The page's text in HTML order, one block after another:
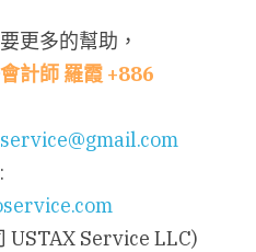
更多的幫助，
計師 羅霞 +886
USTAX Service LLC)